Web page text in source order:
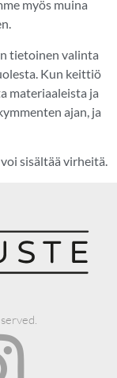
myös muina
tietoinen valinta
Kun keittiö
materiaaleista ja
ajan, ja
sisältää virheitä.